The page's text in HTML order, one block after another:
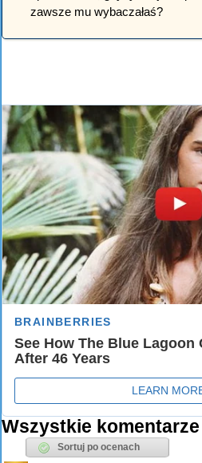
zawsze mu wybaczałaś?
Wszystkie komentarze